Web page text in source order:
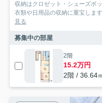
収納はクロゼット・シューズボ
衣類や日用品の収納に重宝しま
見る
募集中の部屋
2階
15.2万円
2階 / 36.64